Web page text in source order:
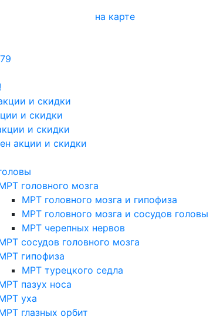
на карте
и скидки
и скидки
и скидки
акции и скидки
головного мозга
МРТ головного мозга и гипофиза
МРТ головного мозга и сосудов головы
МРТ черепных нервов
сосудов головного мозга
гипофиза
МРТ турецкого седла
пазух носа
уха
глазных орбит